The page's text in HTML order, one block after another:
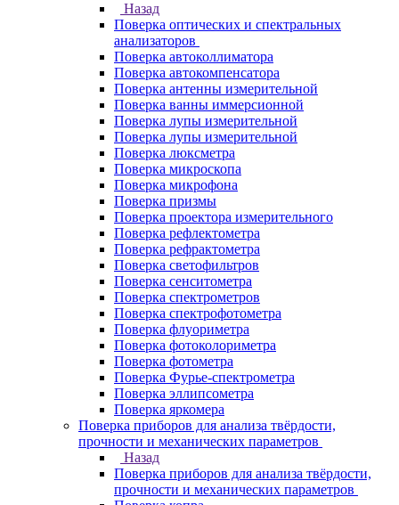
Назад
Поверка оптических и спектральных
анализаторов
Поверка автоколлиматора
Поверка автокомпенсатора
Поверка антенны измерительной
Поверка ванны иммерсионной
Поверка лупы измерительной
Поверка лупы измерительной
Поверка люксметра
Поверка микроскопа
Поверка микрофона
Поверка призмы
Поверка проектора измерительного
Поверка рефлектометра
Поверка рефрактометра
Поверка светофильтров
Поверка сенситометра
Поверка спектрометров
Поверка спектрофотометра
Поверка флуориметра
Поверка фотоколориметра
Поверка фотометра
Поверка Фурье-спектрометра
Поверка эллипсометра
Поверка яркомера
Поверка приборов для анализа твёрдости,
прочности и механических параметров
Назад
Поверка приборов для анализа твёрдости,
прочности и механических параметров